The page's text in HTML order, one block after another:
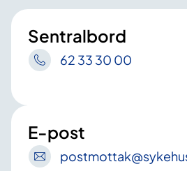
Sentralbord
62 33 30 00
E-post
postmottak